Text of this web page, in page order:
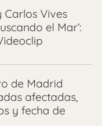
Carlos Vives
el Mar’:
de Madrid
afectadas,
y fecha de